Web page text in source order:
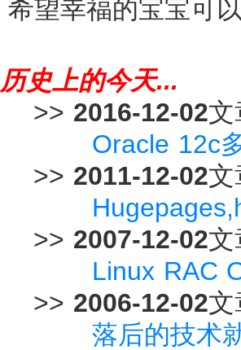
希望幸福的宝宝可
历史上的今天...
>> 2016-12-02文
Oracle 12c
>> 2011-12-02文
>> 2007-12-02文
Linux RAC
>> 2006-12-02文
落后的技术